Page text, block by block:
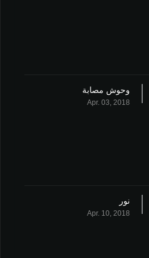
وحوش مصابة
Apr. 03, 2018
نور
Apr. 10, 2018